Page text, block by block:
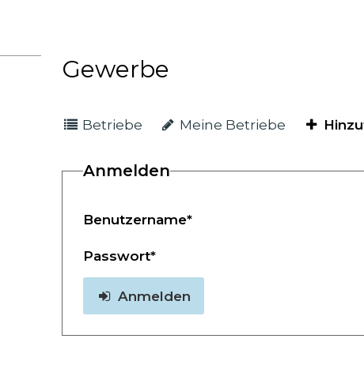
Gewerbe
Betriebe Meine Betriebe
Anmelden
Benutzername*
Passwort*
Anmelden